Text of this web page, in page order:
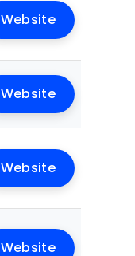
Website
Website
Website
Website